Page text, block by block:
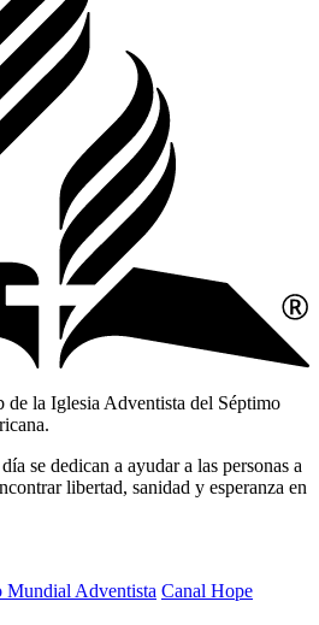
de la Iglesia Adventista del Séptimo
se dedican a ayudar a las personas a
libertad, sanidad y esperanza en
Mundial Adventista Canal Hope